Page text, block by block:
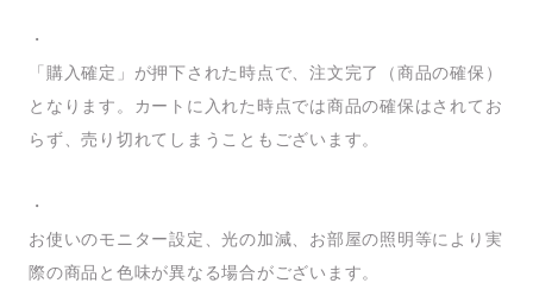
・
「購入確定」が押下された時点で、注文完了（商品の確保）
となります。カートに入れた時点では商品の確保はされてお
らず、売り切れてしまうこともございます。
・
お使いのモニター設定、光の加減、お部屋の照明等により実
際の商品と色味が異なる場合がございます。